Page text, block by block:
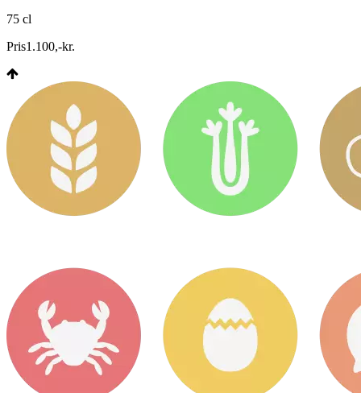
75 cl
Pris1.100,-kr.